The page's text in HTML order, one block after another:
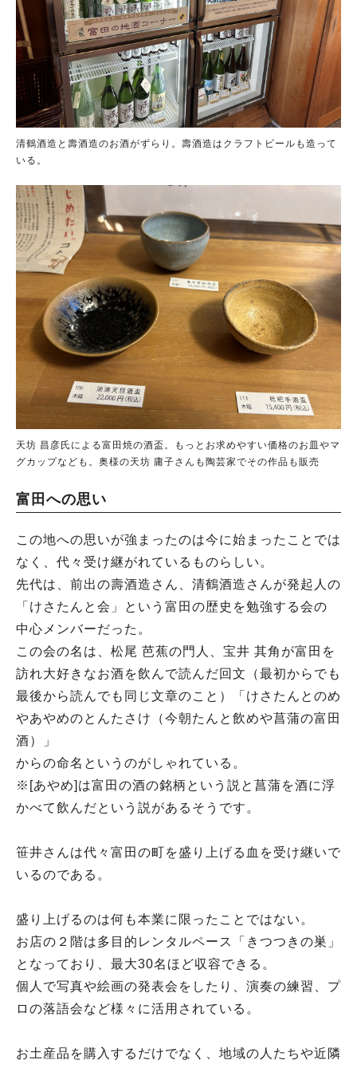
清鶴酒造と壽酒造のお酒がずらり。壽酒造はクラフトビールも造って
いる。
天坊 昌彦氏による富田焼の酒盃。もっとお求めやすい価格のお皿やマ
グカップなども。奥様の天坊 庸子さんも陶芸家でその作品も販売
富田への思い
この地への思いが強まったのは今に始まったことでは
なく、代々受け継がれているものらしい。
先代は、前出の壽酒造さん、清鶴酒造さんが発起人の
「けさたんと会」という富田の歴史を勉強する会の
中心メンバーだった。
この会の名は、松尾 芭蕉の門人、宝井 其角が富田を
訪れ大好きなお酒を飲んで読んだ回文（最初からでも
最後から読んでも同じ文章のこと）「けさたんとのめ
やあやめのとんたさけ（今朝たんと飲めや菖蒲の富田
酒）」
からの命名というのがしゃれている。
※[あやめ]は富田の酒の銘柄という説と菖蒲を酒に浮
かべて飲んだという説があるそうです。
笹井さんは代々富田の町を盛り上げる血を受け継いで
いるのである。
盛り上げるのは何も本業に限ったことではない。
お店の２階は多目的レンタルペース「きつつきの巣」
となっており、最大30名ほど収容できる。
個人で写真や絵画の発表会をしたり、演奏の練習、プ
ロの落語会など様々に活用されている。
お土産品を購入するだけでなく、地域の人たちや近隣